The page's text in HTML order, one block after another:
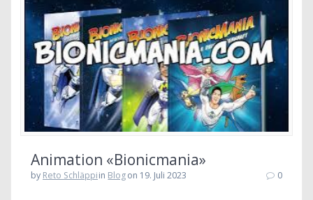
Animation «Bionicmania»
by Reto Schläppiin Blogon 19. Juli 2023 0